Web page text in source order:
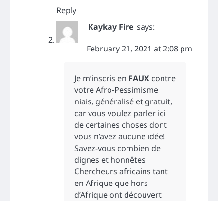
Reply
Kaykay Fire says:
February 21, 2021 at 2:08 pm
Je m’inscris en FAUX contre
votre Afro-Pessimisme
niais, généralisé et gratuit,
car vous voulez parler ici
de certaines choses dont
vous n’avez aucune idée!
Savez-vous combien de
dignes et honnêtes
Chercheurs africains tant
en Afrique que hors
d’Afrique ont découvert